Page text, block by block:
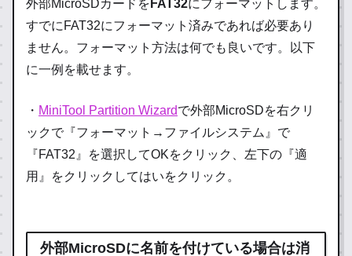
外部 MicroSDカードを FAT32にフォーマットします。
すでにFAT32にフォーマット済みであれば必要あり
ません。フォーマット方法は何でも良いです。以下
に一例を載せます。
・ MiniTool Partition Wizardで外部MicroSDを右クリ
ックで『フォーマット→ファイルシステム』で
『FAT32』を選択してOKをクリック、左下の『適
用』をクリックしてはいをクリック。
外部MicroSDに名前を付けている場合は消